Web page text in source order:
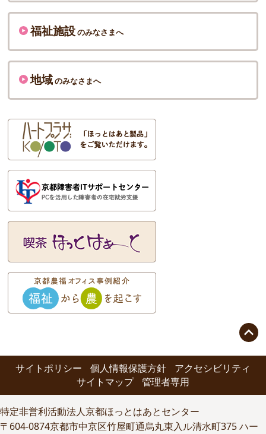
福祉施設のみなさまへ
地域のみなさまへ

サイトポリシー 個人情報保護方針
アクセシビリティ
サイトマップ
管理者専用
特定非営利活動法人京都ほっとはあとセンター
〒604-0874京都市中京区竹屋町通烏丸東入ル清水町375 ハー